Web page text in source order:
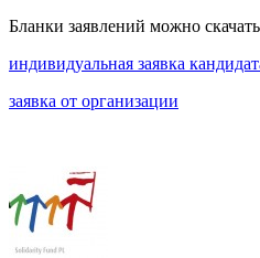
Бланки заявлений можно скачать
индивидуальная заявка
заявка от организации